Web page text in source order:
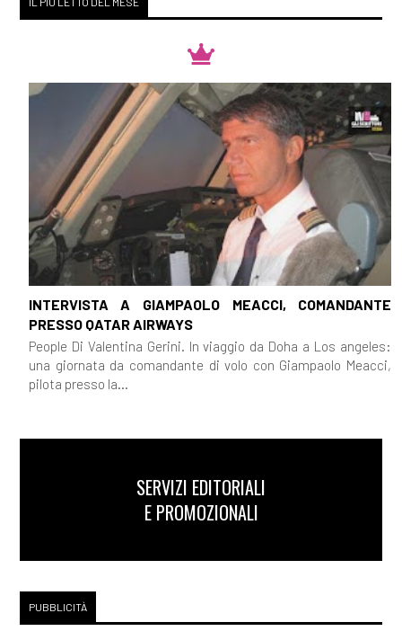
INTERVISTA A GIAMPAOLO MEACCI, COMANDANTE
PRESSO QATAR AIRWAYS
People Di Valentina Gerini. In viaggio da Doha a Los angeles:
una giornata da comandante di volo con Giampaolo Meacci,
pilota presso la...
SERVIZI EDITORIALI
E PROMOZIONALI
PUBBLICITÀ